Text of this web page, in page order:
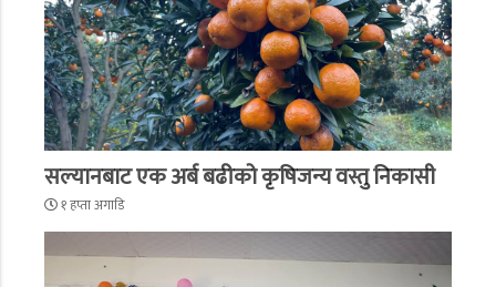
सल्यानबाट एक अर्ब बढीको कृषिजन्य वस्तु निकासी
१ हप्ता अगाडि